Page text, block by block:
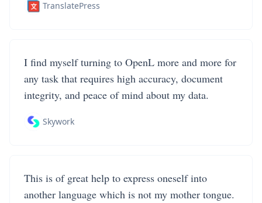
TranslatePress
I find myself turning to OpenL more and more for
any task that requires high accuracy, document
integrity, and peace of mind about my data.
Skywork
This is of great help to express oneself into
another language which is not my mother tongue.